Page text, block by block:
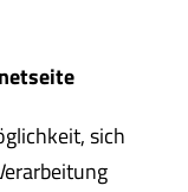
sich